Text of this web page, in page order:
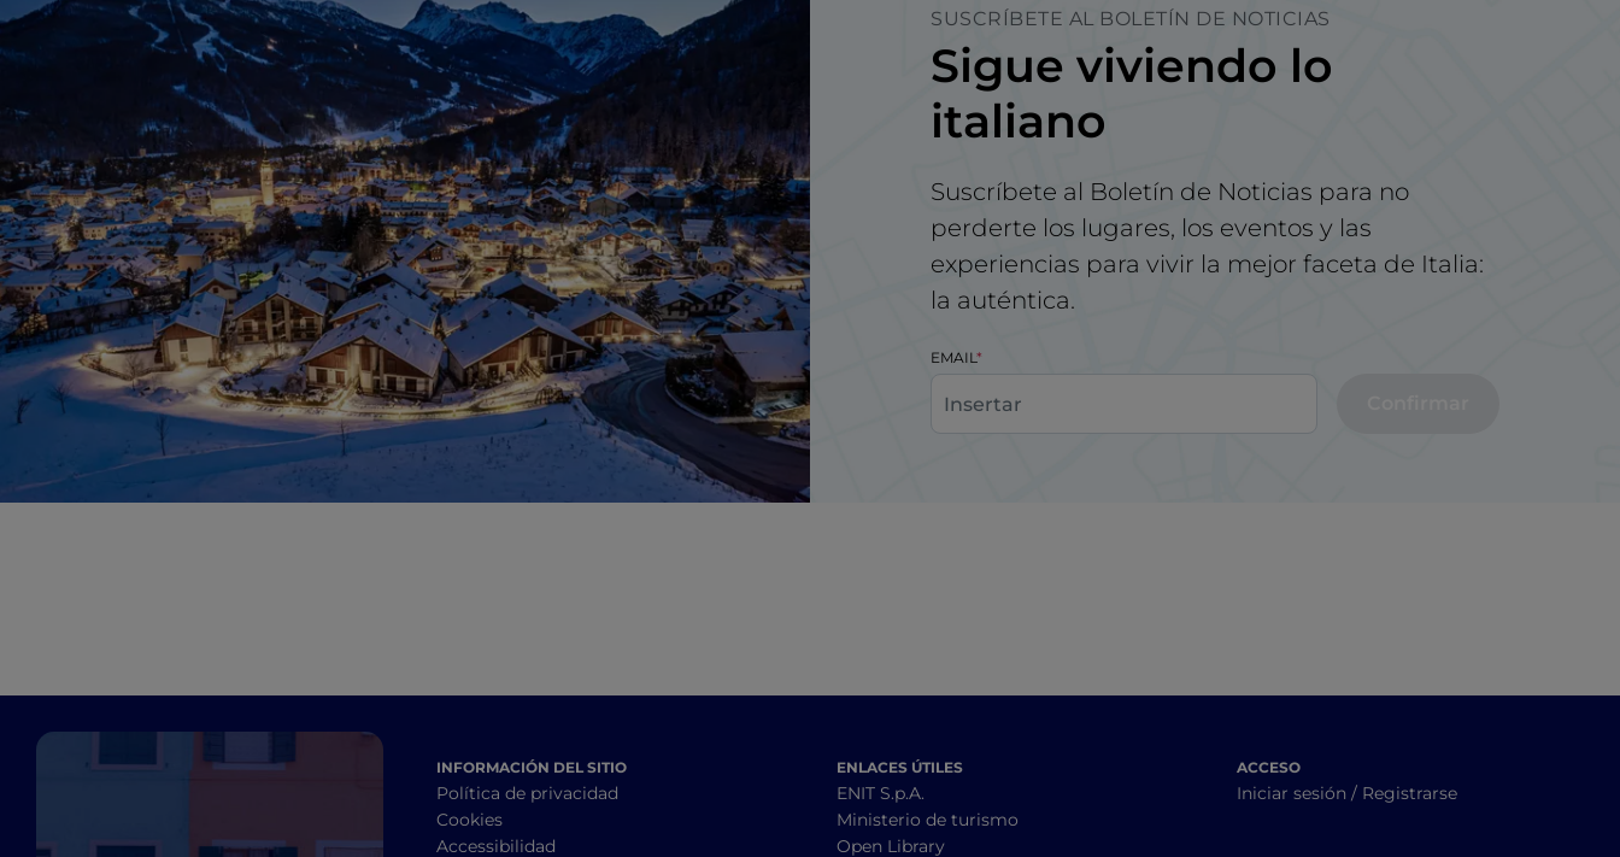
SUSCRÍBETE AL BOLETÍN DE NOTICIAS
Sigue viviendo lo
italiano
Suscríbete al Boletín de Noticias para no
perderte los lugares, los eventos y las
experiencias para vivir la mejor faceta de Italia:
la auténtica.
EMAIL
INFORMACIÓN DEL SITIO
Política de privacidad
Cookies
Accessibilidad
ENLACES ÚTILES
ENIT S.p.A.
Ministerio de turismo
Open Library
ACCESO
Iniciar sesión / Registrarse